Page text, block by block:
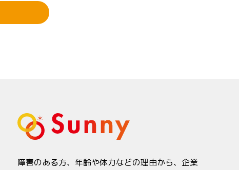
障害のある方、年齢や体力などの理由から、企業